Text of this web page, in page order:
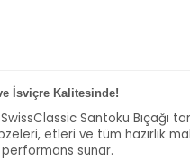
İsviçre Kalitesinde!
Santoku Bıçağı
etleri ve tüm hazırlık
sunar.